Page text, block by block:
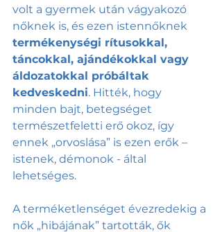
volt a gyermek után vágyakozó
nőknek is, és ezen istennőknek
termékenységi rítusokkal,
táncokkal, ajándékokkal vagy
áldozatokkal próbáltak
kedveskedni. Hitték, hogy
minden bajt, betegséget
természetfeletti erő okoz, így
ennek „orvoslása” is ezen erők –
istenek, démonok - által
lehetséges.
A terméketlenséget évezredekig a
nők „hibájának” tartották, ők